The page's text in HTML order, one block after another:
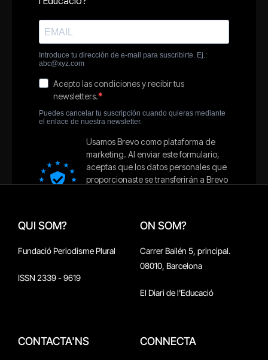
QUI SOM?
Fundació Periodisme Plural
ISSN 2339 - 9619
ON SOM?
Carrer Bailén 5, principal.
08010, Barcelona
El Diari de l'Educació
CONTACTA'NS CONNECTA